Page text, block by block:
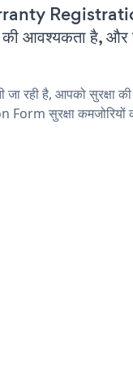
आवश्यकता है, और
रही है, आपको सुरक्षा
सुरक्षा कमजोरियों